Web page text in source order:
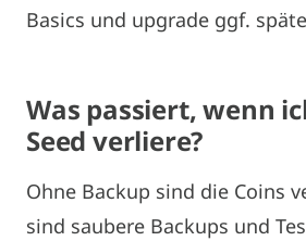
Basics und upgrade ggf.
Was passiert, wenn
Seed verliere?
Ohne Backup sind die Coins
sind saubere Backups und